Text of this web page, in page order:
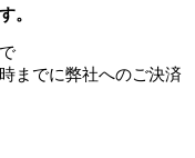
。
までに弊社へのご決済